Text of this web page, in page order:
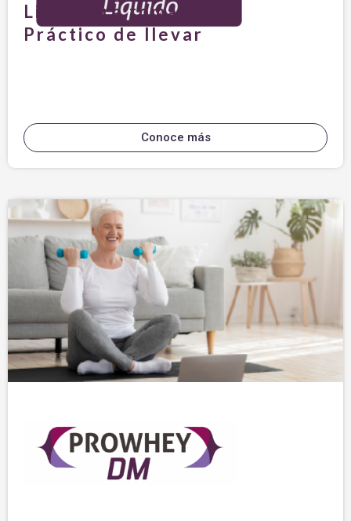
Listo para tomar.
Práctico de llevar
Conoce más